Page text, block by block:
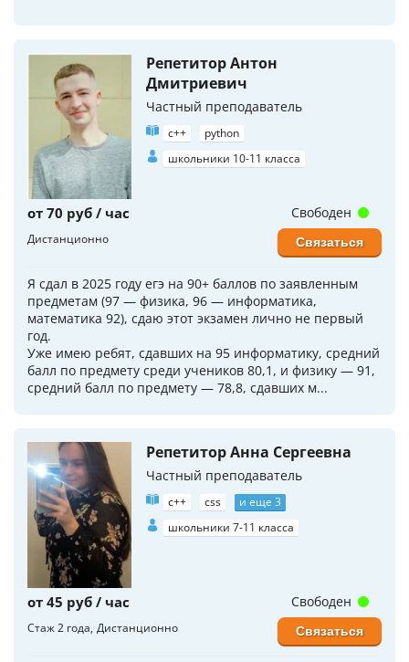
Репетитор Антон
Дмитриевич
Частный преподаватель
c++
python
школьники 10-11 класса
от 70 руб / час
Дистанционно
Я сдал в 2025 году егэ на 90+ баллов по заявленным
предметам (97 — физика, 96 — информатика,
математика 92), сдаю этот экзамен лично не первый
год.
Уже имею ребят, сдавших на 95 информатику, средний
балл по предмету среди учеников 80,1, и физику — 91,
средний балл по предмету — 78,8, сдавших м...
Свободен
Связаться
Репетитор Анна Сергеевна
Частный преподаватель
c++ css
и еще 3
школьники 7-11 класса
от 45 руб / час
Стаж 2 года Дистанционно
Свободен
Связаться